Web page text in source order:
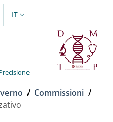
SELETTORE LINGUA:
IT
/ Commissioni /